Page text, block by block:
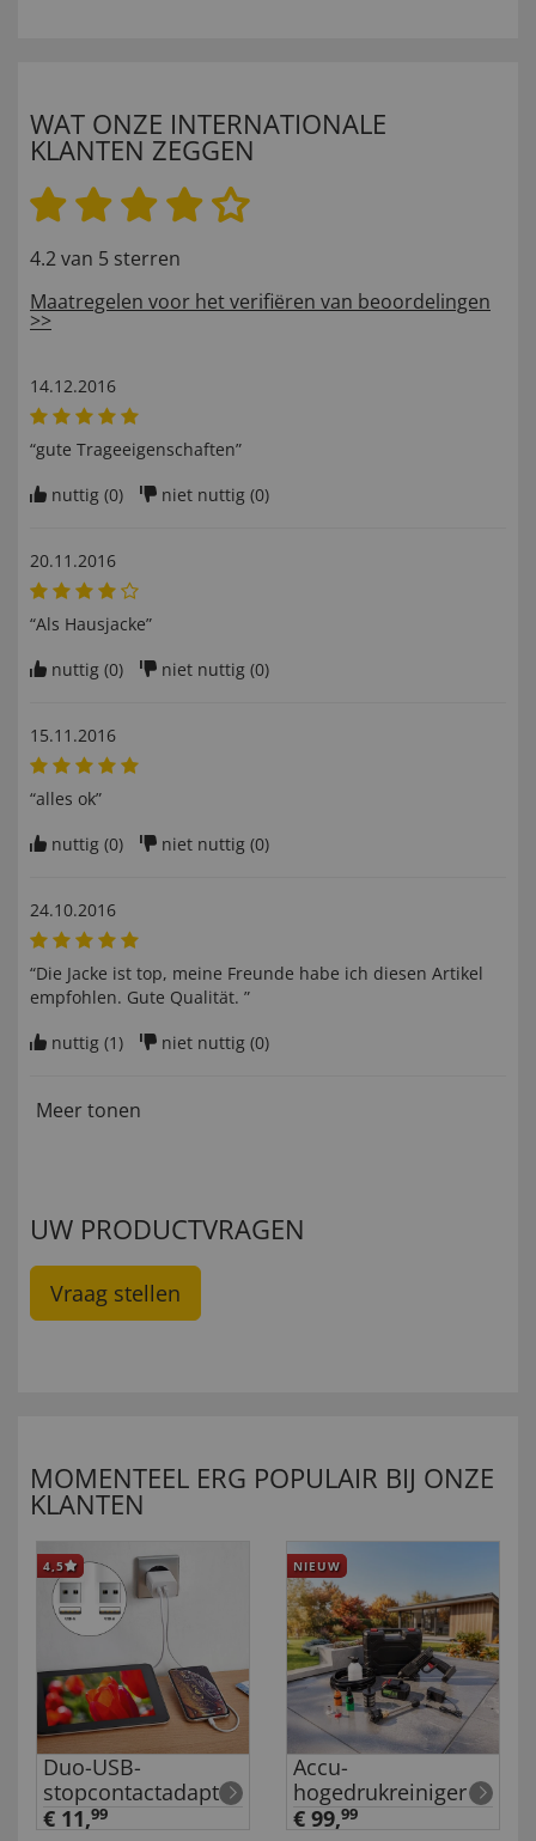
WAT ONZE INTERNATIONALE
KLANTEN ZEGGEN
4.2 van 5 sterren
Maatregelen voor het verifiëren van beoordelingen
>>
14.12.2016
“gute Trageeigenschaften”
nuttig (0) niet nuttig (0)
20.11.2016
“Als Hausjacke”
nuttig (0) niet nuttig (0)
15.11.2016
“alles ok”
nuttig (0) niet nuttig (0)
24.10.2016
“Die Jacke ist top, meine Freunde habe ich diesen Artikel
empfohlen. Gute Qualität. ”
nuttig (1) niet nuttig (0)
Meer tonen
UW PRODUCTVRAGEN
Vraag stellen
MOMENTEEL ERG POPULAIR BIJ ONZE
KLANTEN
4,5
Duo-USB-
stopcontactadapter
€ 11,99
NIEUW
Accu-
hogedrukreiniger
€ 99,99